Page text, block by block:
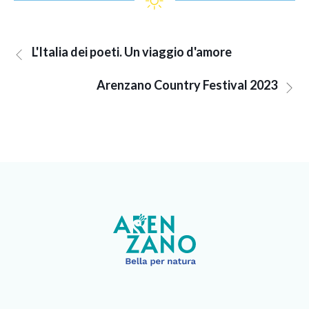
L'Italia dei poeti. Un viaggio d'amore
Arenzano Country Festival 2023